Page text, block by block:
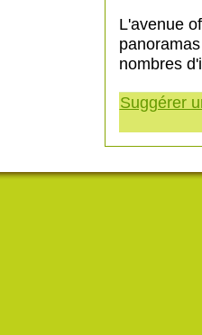
L'avenue
nombres
Suggérer